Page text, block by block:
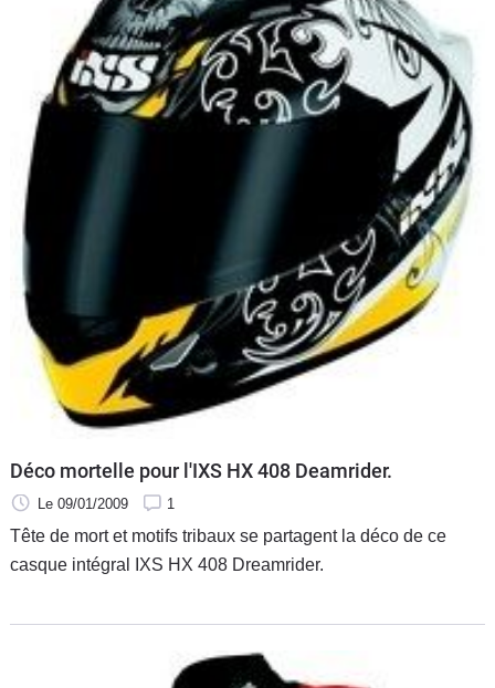
Déco mortelle pour l'IXS HX 408 Deamrider.
Le 09/01/2009 1
Tête de mort et motifs tribaux se partagent la déco de ce
casque intégral IXS HX 408 Dreamrider.